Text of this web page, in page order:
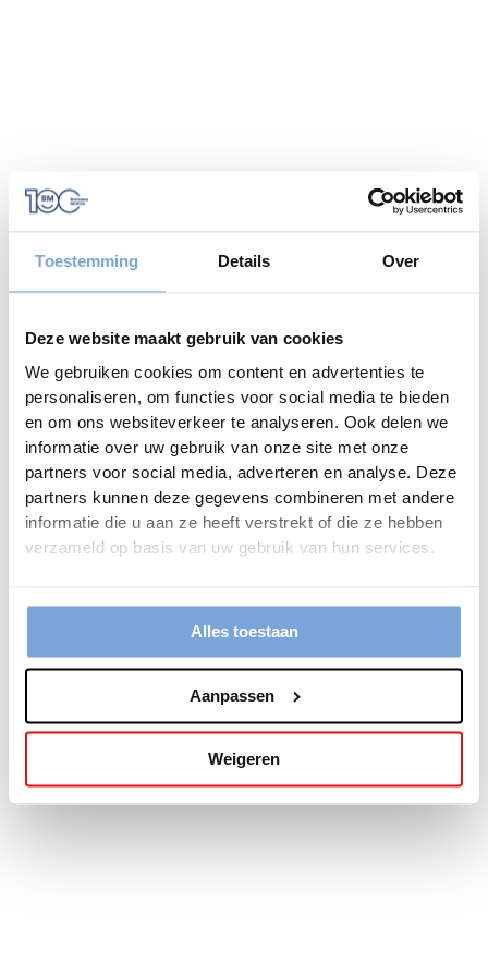
Toestemming Details Over
Deze website maakt gebruik van cookies
We gebruiken cookies om content en advertenties te
personaliseren, om functies voor social media te bieden
en om ons websiteverkeer te analyseren. Ook delen we
informatie over uw gebruik van onze site met onze
partners voor social media, adverteren en analyse. Deze
partners kunnen deze gegevens combineren met andere
informatie die u aan ze heeft verstrekt of die ze hebben
verzameld op basis van uw gebruik van hun services.
Alles toestaan
Aanpassen
Weigeren
Application error: a client-side exception has occurred while
loading
www.bariseaumottrie.be (see the browser console
more information).